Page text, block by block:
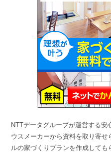
NTTデータグループが運営する
ウスメーカーから資料を取り寄
ルの家づくりプランを作成して